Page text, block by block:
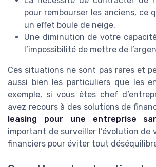
pour rembourser les anciens, ce
un effet boule de neige.
Une diminution de votre
l’impossibilité de mettre de
Ces situations ne sont pas rares et
aussi bien les particuliers que les
exemple, si vous êtes chef
avez recours à des solutions de
leasing pour une entreprise
important de surveiller l’évolution de
financiers pour éviter tout